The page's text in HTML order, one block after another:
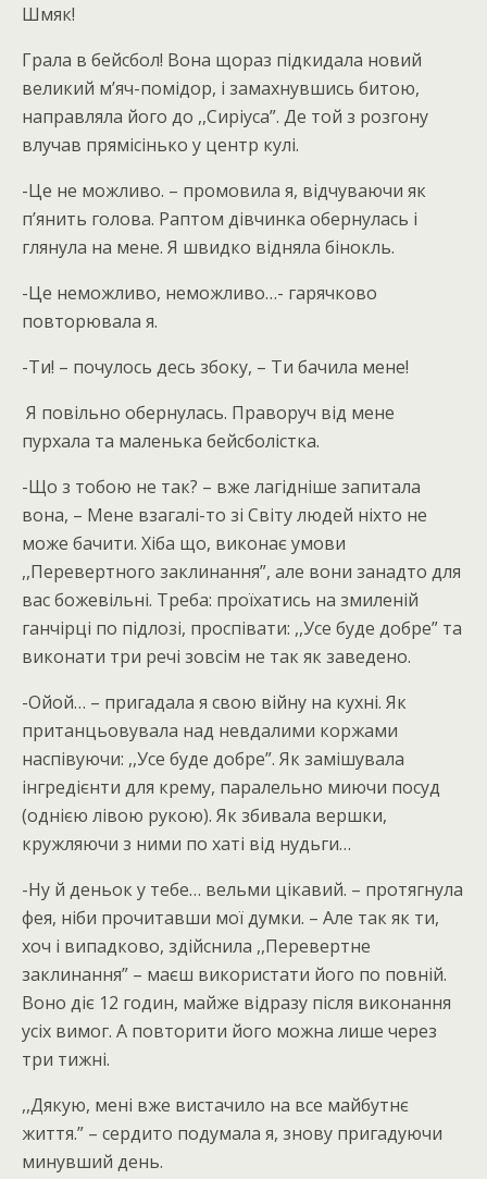
Шмяк!
Грала в бейсбол! Вона щораз підкидала новий
великий м’яч-помідор, і замахнувшись битою,
направляла його до ,,Сиріуса”. Де той з розгону
влучав прямісінько у центр кулі.
-Це не можливо. – промовила я, відчуваючи як
п’янить голова. Раптом дівчинка обернулась і
глянула на мене. Я швидко відняла бінокль.
-Це неможливо, неможливо…- гарячково
повторювала я.
-Ти! – почулось десь збоку, – Ти бачила мене!
Я повільно обернулась. Праворуч від мене
пурхала та маленька бейсболістка.
-Що з тобою не так? – вже лагідніше запитала
вона, – Мене взагалі-то зі Світу людей ніхто не
може бачити. Хіба що, виконає умови
,,Перевертного заклинання”, але вони занадто для
вас божевільні. Треба: проїхатись на змиленій
ганчірці по підлозі, проспівати: ,,Усе буде добре” та
виконати три речі зовсім не так як заведено.
-Ойой… – пригадала я свою війну на кухні. Як
пританцьовувала над невдалими коржами
наспівуючи: ,,Усе буде добре”. Як замішувала
інгредієнти для крему, паралельно миючи посуд
(однією лівою рукою). Як збивала вершки,
кружляючи з ними по хаті від нудьги…
-Ну й деньок у тебе… вельми цікавий. – протягнула
фея, ніби прочитавши мої думки. – Але так як ти,
хоч і випадково, здійснила ,,Перевертне
заклинання” – маєш використати його по повній.
Воно діє 12 годин, майже відразу після виконання
усіх вимог. А повторити його можна лише через
три тижні.
,,Дякую, мені вже вистачило на все майбутнє
життя.” – сердито подумала я, знову пригадуючи
минувший день.